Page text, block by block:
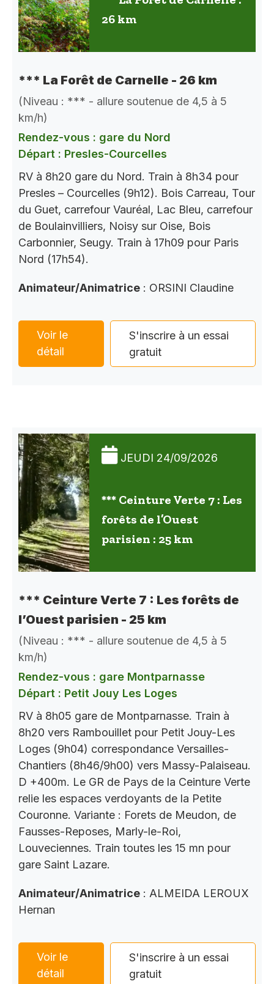
26 km
*** La Forêt de Carnelle - 26 km
(Niveau : *** - allure soutenue de 4,5 à 5
km/h)
Rendez-vous : gare du Nord
Départ : Presles-Courcelles
RV à 8h20 gare du Nord. Train à 8h34 pour
Presles – Courcelles (9h12). Bois Carreau, Tour
du Guet, carrefour Vauréal, Lac Bleu, carrefour
de Boulainvilliers, Noisy sur Oise, Bois
Carbonnier, Seugy. Train à 17h09 pour Paris
Nord (17h54).
Animateur/Animatrice : ORSINI Claudine
Voir le
détail
S'inscrire à un essai
gratuit
JEUDI 24/09/2026
*** Ceinture Verte 7 : Les
forêts de l’Ouest
parisien : 25 km
*** Ceinture Verte 7 : Les forêts de
l’Ouest parisien - 25 km
(Niveau : *** - allure soutenue de 4,5 à 5
km/h)
Rendez-vous : gare Montparnasse
Départ : Petit Jouy Les Loges
RV à 8h05 gare de Montparnasse. Train à
8h20 vers Rambouillet pour Petit Jouy-Les
Loges (9h04) correspondance Versailles-
Chantiers (8h46/9h00) vers Massy-Palaiseau.
D +400m. Le GR de Pays de la Ceinture Verte
relie les espaces verdoyants de la Petite
Couronne. Variante : Forets de Meudon, de
Fausses-Reposes, Marly-le-Roi,
Louveciennes. Train toutes les 15 mn pour
gare Saint Lazare.
Animateur/Animatrice : ALMEIDA LEROUX
Hernan
Voir le
détail
S'inscrire à un essai
gratuit